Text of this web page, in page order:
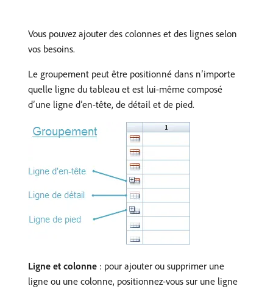
Vous pouvez ajouter des colonnes et des lignes selon
vos besoins.
Le groupement peut être positionné dans n’importe
quelle ligne du tableau et est lui-même composé
d’une ligne d’en-tête, de détail et de pied.
Ligne et colonne : pour ajouter ou supprimer une
ligne ou une colonne, positionnez-vous sur une ligne